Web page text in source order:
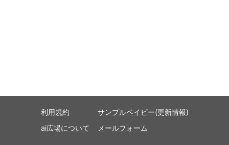
利用規約
ai広場について
サンプルベイビー(更新情報)
メールフォーム